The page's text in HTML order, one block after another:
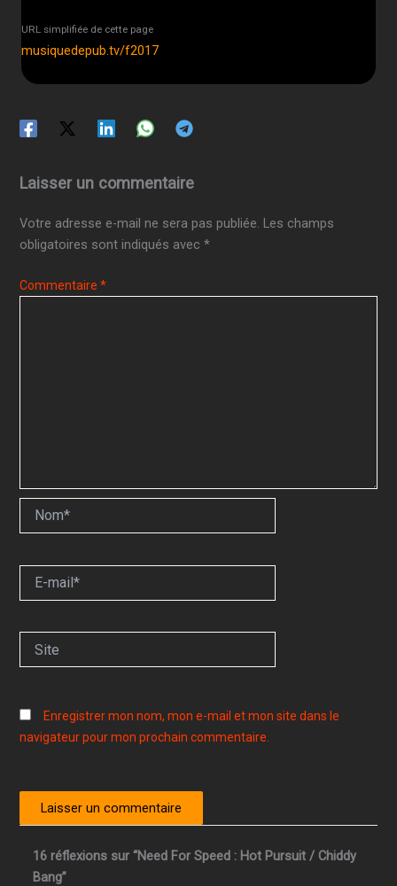
URL simplifiée de cette page
musiquedepub.tv/f2017
Laisser un commentaire
Votre adresse e-mail ne sera pas publiée. Les champs
obligatoires sont indiqués avec*
Commentaire*
mail*
Enregistrer mon nom, mon e-mail et mon site dans le
navigateur pour mon prochain commentaire.
16 réflexions sur “Need For Speed : Hot Pursuit / Chiddy
Bang”